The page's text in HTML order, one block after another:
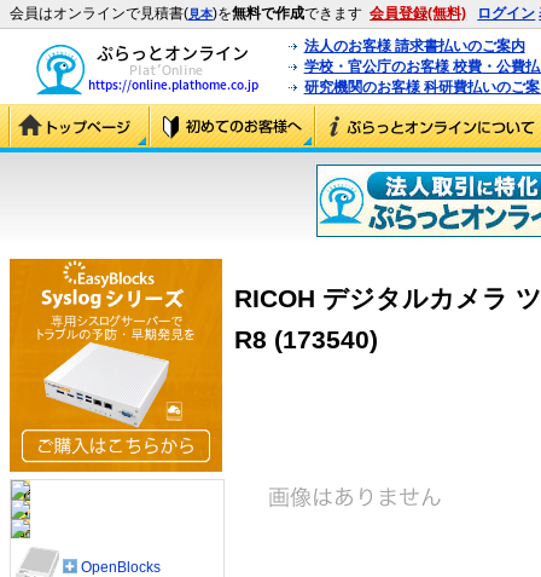
会員はオンラインで見積書(見本)を無料で作成できます 会員登録(無料) ログイン
法人のお客様 請求書払いのご案内
学校・官公庁のお客様 校費・公費
研究機関のお客様 科研費払いのご
RICOH デジタルカメラ
R8 (173540)
OpenBlocks